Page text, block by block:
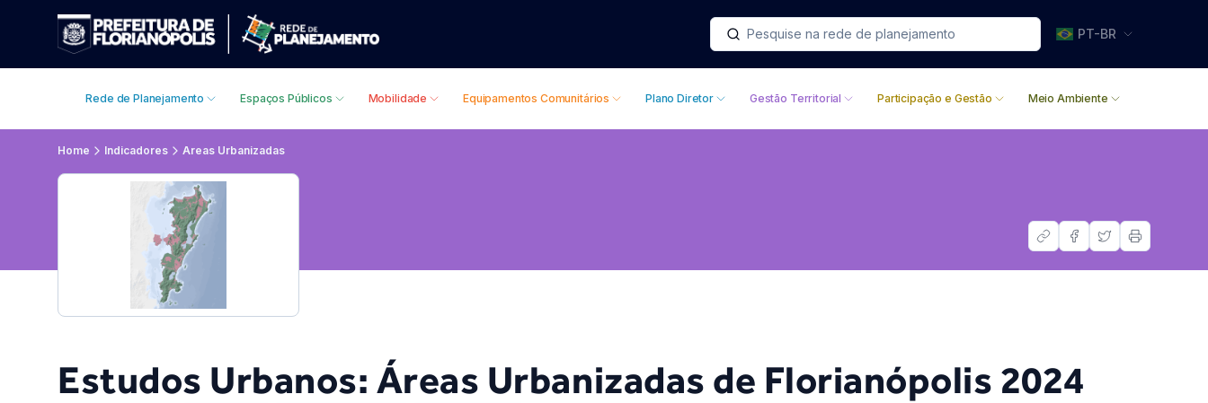
PT-BR
Rede de Planejamento Espaços Públicos Mobilidade Equipamentos Comunitários Plano Diretor Gestão Territorial Participação e Gestão Meio Ambiente
Home Indicadores Areas Urbanizadas
Estudos Urbanos: Áreas Urbanizadas de Florianópolis 2024